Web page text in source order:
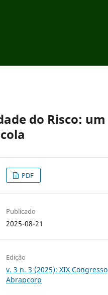
do Risco: um
PDF
Publicado
2025-08-21
Edição
v. 3 n. 3 (2025): XIX Congresso
Abrapcorp